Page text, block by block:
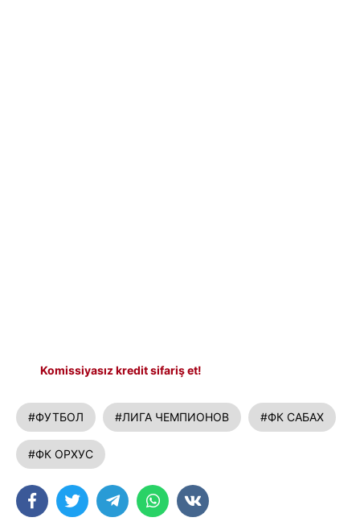
Komissiyasız kredit sifariş et!
#ФУТБОЛ #ЛИГА ЧЕМПИОНОВ #ФК САБАХ
#ФК ОРХУС